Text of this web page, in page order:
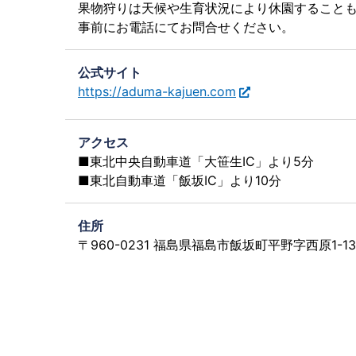
果物狩りは天候や生育状況により休園すること
事前にお電話にてお問合せください。
公式サイト
https://aduma-kajuen.com
アクセス
■東北中央自動車道「大笹生IC」より5分
■東北自動車道「飯坂IC」より10分
住所
〒960-0231 福島県福島市飯坂町平野字西原1-13